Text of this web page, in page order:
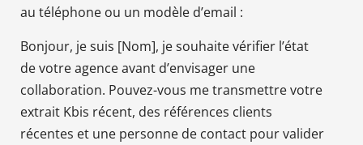
au téléphone ou un modèle d’email :
Bonjour, je suis [Nom], je souhaite vérifier l’état
de votre agence avant d’envisager une
collaboration. Pouvez-vous me transmettre votre
extrait Kbis récent, des références clients
récentes et une personne de contact pour valider